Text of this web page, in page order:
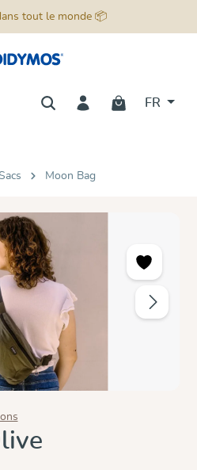
tout le monde 📦
FR
Moon Bag